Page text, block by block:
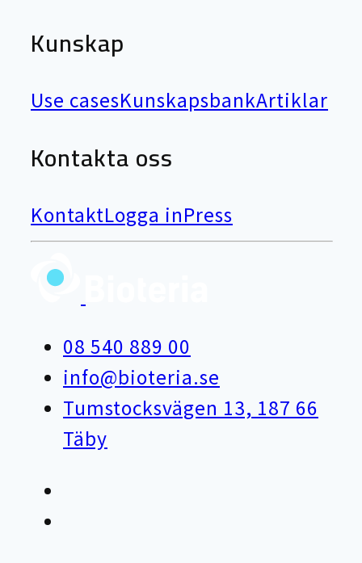
Kunskap
Use casesKunskapsbankArtiklar
Kontakta oss
KontaktLogga inPress
08 540 889 00
info@bioteria.se
Tumstocksvägen 13, 187 66
Täby